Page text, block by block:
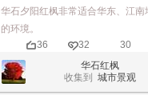
华石夕阳红枫非常适合华东、江南
的环境。
36
32
30
华石红枫
收集到城市景观